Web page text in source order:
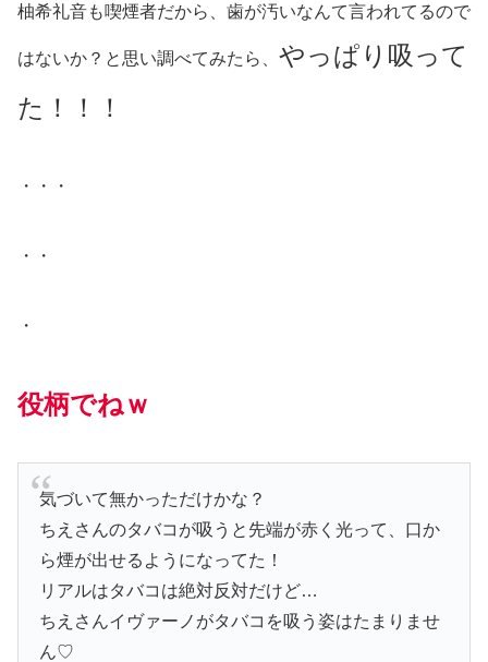
柚希礼音も喫煙者だから、歯が汚いなんて言われてるので
はないか？と思い調べてみたら、 やっぱり吸って
た！！！
・・・
・・
・
役柄でねｗ
気づいて無かっただけかな？
ちえさんのタバコが吸うと先端が赤く光って、口か
ら煙が出せるようになってた！
リアルはタバコは絶対反対だけど…
ちえさんイヴァーノがタバコを吸う姿はたまりませ
ん♡